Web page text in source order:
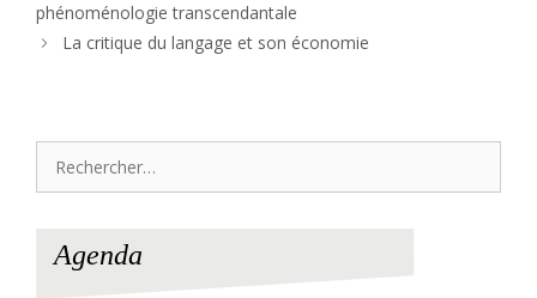
phénoménologie transcendantale
La critique du langage et son économie
Agenda